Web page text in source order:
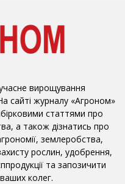
вирощування
сайті журналу «Агроном»
статтями про
а також дізнатись про
землеробства,
рослин, удобрення,
та запозичити
колег.